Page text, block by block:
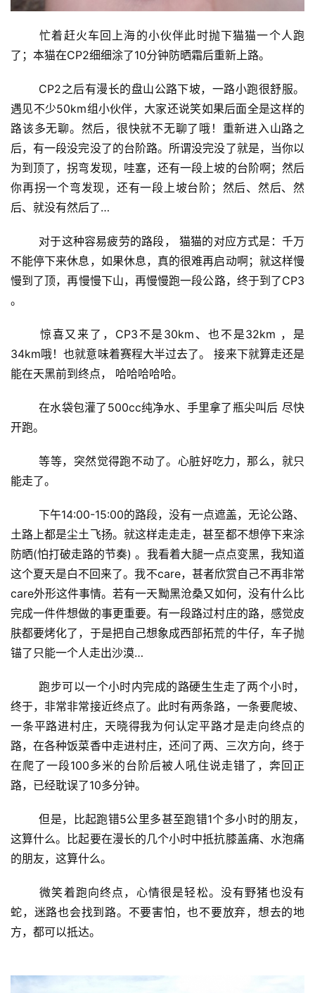
观
察
装
备
练
视
用
户
集
	忙着赶火车回上海的小伙伴此时抛下猫猫一个人跑
了；本猫在CP2细细涂了10分钟防晒霜后重新上路。
遇见不少50km组小伙伴，大家还说笑如果后面全是这样的
路该多无聊。然后，很快就不无聊了哦！重新进入山路之
后，有一段没完没了的台阶路。所谓没完没了就是，当你以
为到顶了，拐弯发现，哇塞，还有一段上坡的台阶啊；然后
你再拐一个弯发现，还有一段上坡台阶；然后、然后、然
后、就没有然后了…
不能停下来休息，如果休息，真的很难再启动啊；就这样慢
慢到了顶，再慢慢下山，再慢慢跑一段公路，终于到了CP3
。
34km哦！也就意味着赛程大半过去了。 接来下就算走还是
能在天黑前到终点， 哈哈哈哈哈。
	在水袋包灌了500cc纯净水、手里拿了瓶尖叫后 尽快
开跑。
	等等，突然觉得跑不动了。心脏好吃力，那么，就只
能走了。
	下午14:00-15:00的路段，没有一点遮盖，无论公路、
土路上都是尘土飞扬。就这样走走走，甚至都不想停下来涂
防晒(怕打破走路的节奏) 。我看着大腿一点点变黑，我知道
这个夏天是白不回来了。我不care，甚者欣赏自己不再非常
care外形这件事情。若有一天黝黑沧桑又如何，没有什么比
完成一件件想做的事更重要。有一段路过村庄的路，感觉皮
肤都要烤化了，于是把自己想象成西部拓荒的牛仔，车子抛
锚了只能一个人走出沙漠…
终于，非常非常接近终点了。此时有两条路，一条要爬坡、
一条平路进村庄，天晓得我为何认定平路才是走向终点的
路，在各种饭菜香中走进村庄，还问了两、三次方向，终于
在爬了一段100多米的台阶后被人吼住说走错了，奔回正
路，已经耽误了10多分钟。
	但是，比起跑错5公里多甚至跑错1个多小时的朋友，
这算什么。比起要在漫长的几个小时中抵抗膝盖痛、水泡痛
的朋友，这算什么。
	微笑着跑向终点，心情很是轻松。没有野猪也没有
蛇，迷路也会找到路。不要害怕，也不要放弃，想去的地
方，都可以抵达。